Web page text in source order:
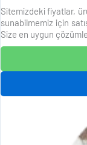
Sitemizdeki fiyatlar,
sunabilmemiz için
Size en uygun